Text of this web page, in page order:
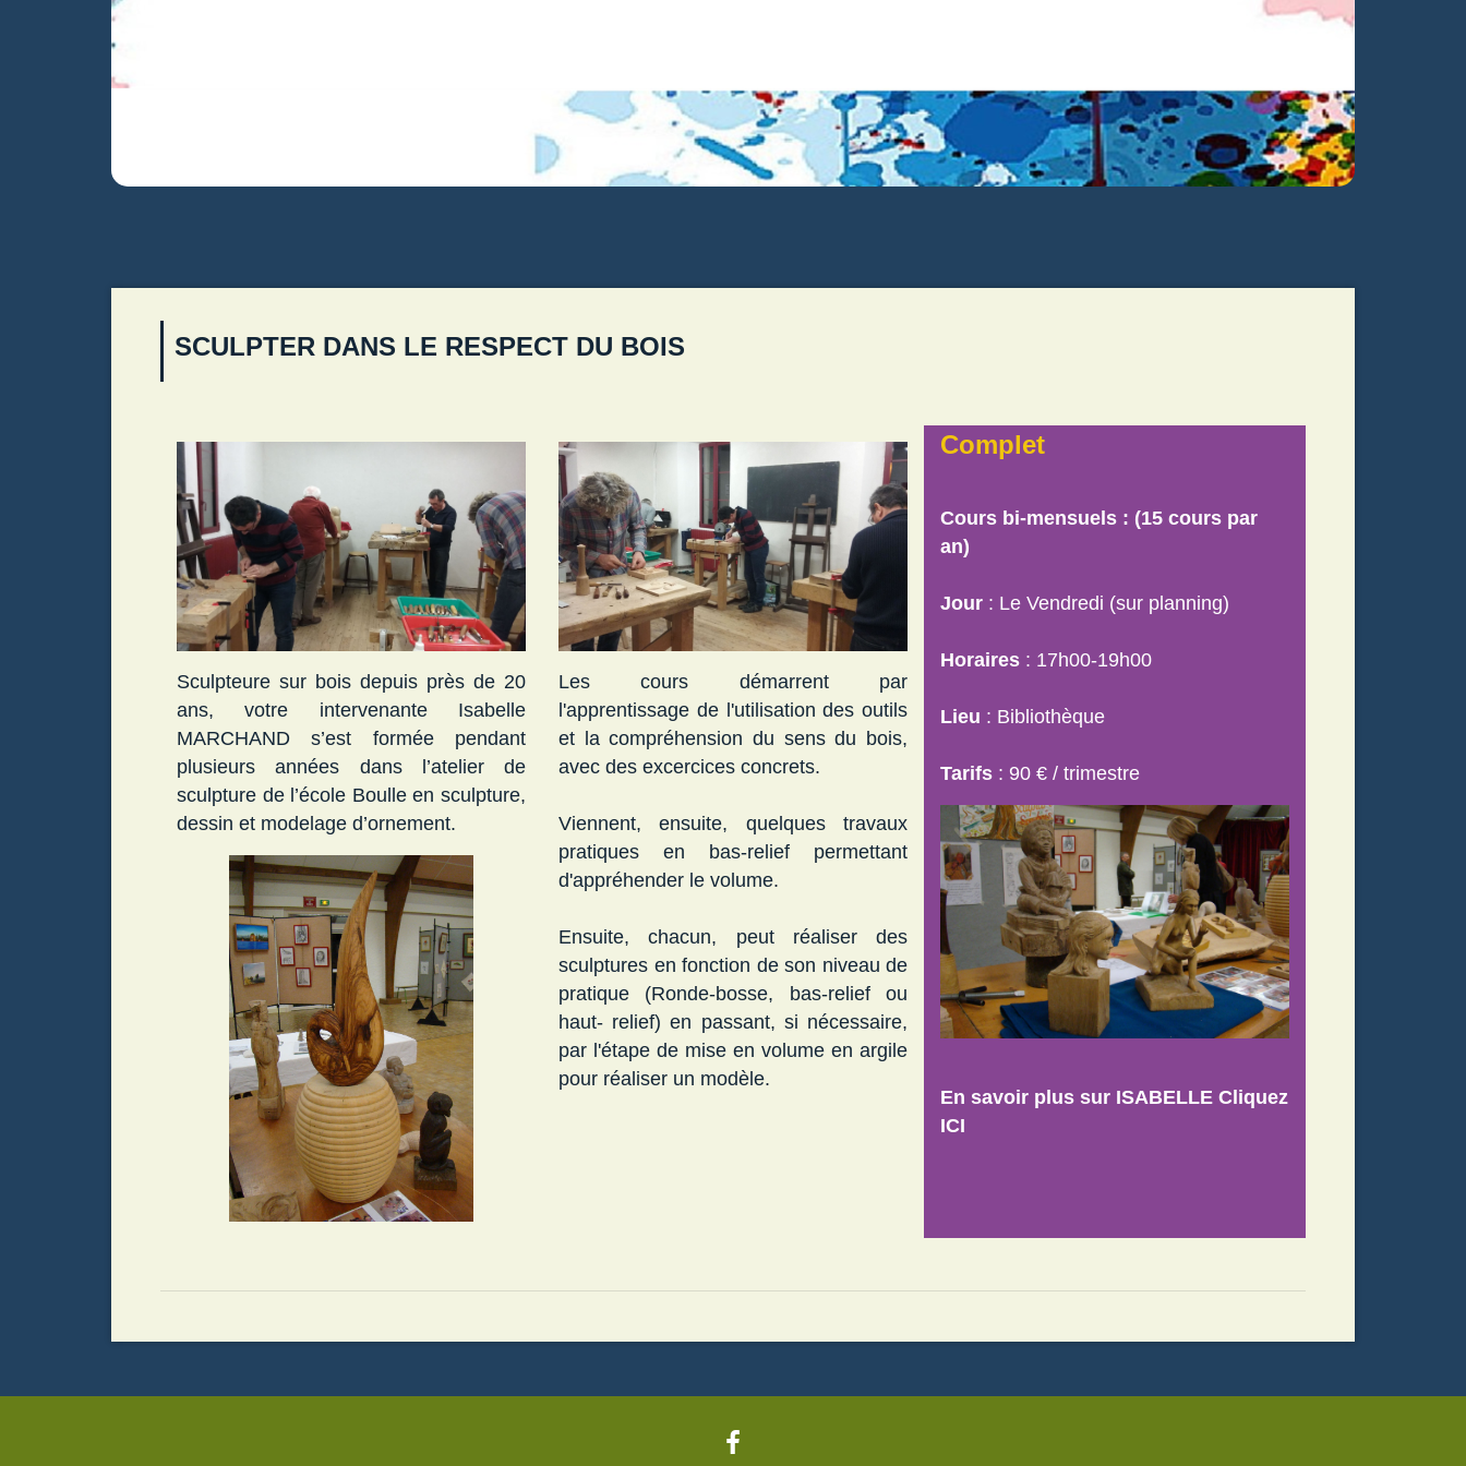
SCULPTER DANS LE RESPECT DU BOIS
Sculpteure sur bois depuis près de 20
ans, votre intervenante Isabelle
MARCHAND s’est formée pendant
plusieurs années dans l’atelier de
sculpture de l’école Boulle en sculpture,
dessin et modelage d’ornement.
Les cours démarrent par
l'apprentissage de l'utilisation des outils
et la compréhension du sens du bois,
avec des excercices concrets.
Viennent, ensuite, quelques travaux
pratiques en bas-relief permettant
d'appréhender le volume.
Ensuite, chacun, peut réaliser des
sculptures en fonction de son niveau de
pratique (Ronde-bosse, bas-relief ou
haut- relief) en passant, si nécessaire,
par l'étape de mise en volume en argile
pour réaliser un modèle.
Complet
Cours bi-mensuels : (15 cours par
an)
Jour : Le Vendredi (sur planning)
Horaires : 17h00-19h00
Lieu : Bibliothèque
Tarifs : 90 € / trimestre
En savoir plus sur ISABELLE Cliquez
ICI